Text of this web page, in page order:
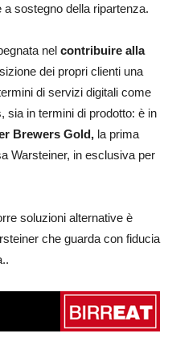
sostegno della ripartenza.
nel contribuire alla
dei propri clienti una
di servizi digitali come
sia in termini di prodotto: è in
Brewers Gold, la prima
Warsteiner, in esclusiva per
soluzioni alternative è
che guarda con fiducia